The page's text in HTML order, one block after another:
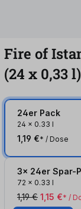
Fire of
(24 x 0,33l)
24er Pack
24 x 0.33 l
1,19 €* / Dose
3x 24er Spar-
72 x 0.33 l
1,19 € 1,15 €* /